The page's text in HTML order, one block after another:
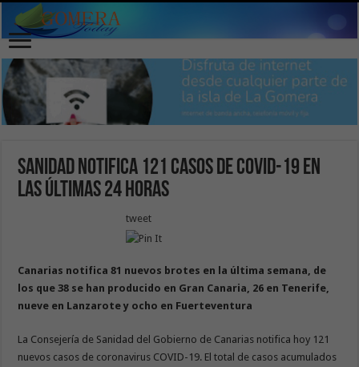
Sanidad notifica 121 casos de COVID-19 en
las últimas 24 horas
tweet
Canarias notifica 81 nuevos brotes en la última semana, de
los que 38 se han producido en Gran Canaria, 26 en Tenerife,
nueve en Lanzarote y ocho en Fuerteventura
La Consejería de Sanidad del Gobierno de Canarias notifica hoy 121
nuevos casos de coronavirus COVID-19. El total de casos acumulados